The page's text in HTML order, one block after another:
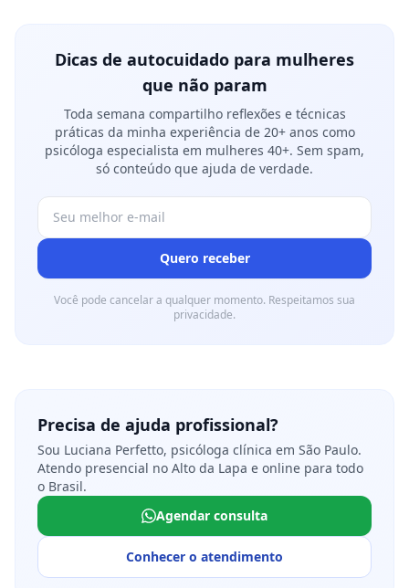
Dicas de autocuidado para mulheres
que não param
Toda semana compartilho reflexões e técnicas
práticas da minha experiência de 20+ anos como
psicóloga especialista em mulheres 40+. Sem spam,
só conteúdo que ajuda de verdade.
Quero receber
Você pode cancelar a qualquer momento. Respeitamos sua
privacidade.
Precisa de ajuda profissional?
Sou Luciana Perfetto, psicóloga clínica em São Paulo.
Atendo presencial no Alto da Lapa e online para todo
o Brasil.
Agendar consulta
Conhecer o atendimento